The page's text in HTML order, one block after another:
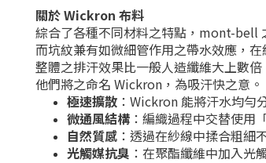
關於 Wickron 布料
綜合了各種不同材料之特點，mont-bell
而坑紋兼有如微細管作用之帶水效應，
整體之排汗效果比一般人造纖維大上數
他們將之命名 Wickron，為吸汗快之意。
極速擴散 ：Wickron 能將汗水均勻
微通風結構 ：編織過程中交替使用
自然質感 ：透過在紗線中揉合粗細
光觸媒抗臭 ：在聚酯纖維中加入光